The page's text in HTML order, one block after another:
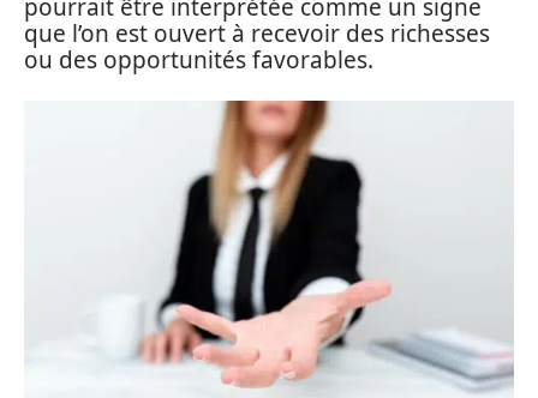
pourrait être interprétée comme un signe
que l’on est ouvert à recevoir des richesses
ou des opportunités favorables.